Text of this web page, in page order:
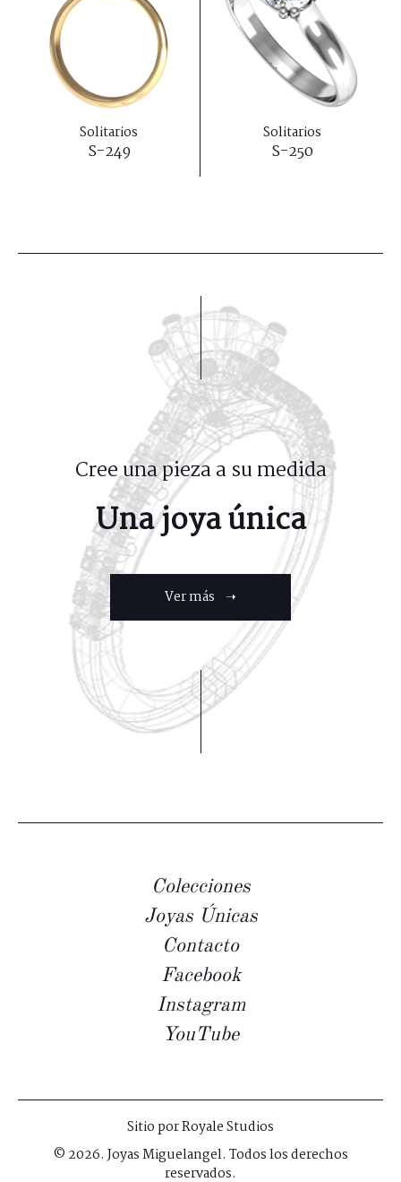
Solitarios
S-249
Solitarios
S-250
Cree una pieza a su medida
Una joya única
Ver más ➝
Colecciones
Joyas Únicas
Contacto
Facebook
Instagram
YouTube
Sitio porRoyale Studios
© 2026. Joyas Miguelangel. Todos los derechos
reservados.